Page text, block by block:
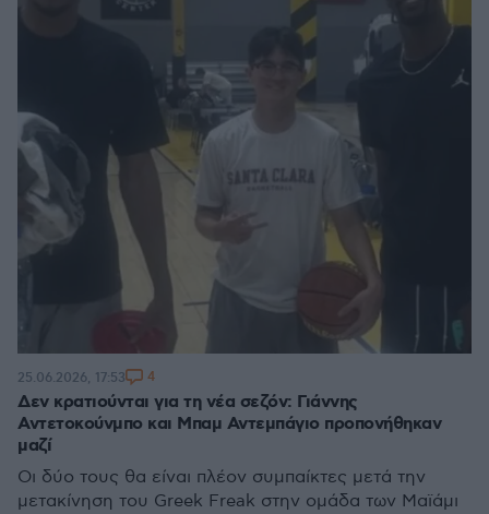
Δεν κρατιούνται για τη νέα σεζόν: Γιάννης
Αντετοκούνμπο και Μπαμ Αντεμπάγιο προπονήθηκαν
μαζί
Οι δύο τους θα είναι πλέον συμπαίκτες μετά την
μετακίνηση του Greek Freak στην ομάδα των Μαϊάμι
25.06.2026, 17:53 4